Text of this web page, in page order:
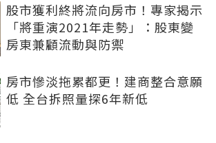
股市獲利終將流向房市！專家揭示
「將重演2021年走勢」：股東變
房東兼顧流動與防禦
房市慘淡拖累都更！建商整合意願
低 全台拆照量探6年新低